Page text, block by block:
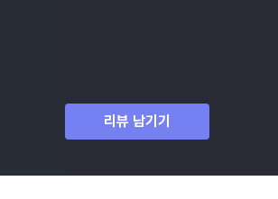
리뷰 남기기